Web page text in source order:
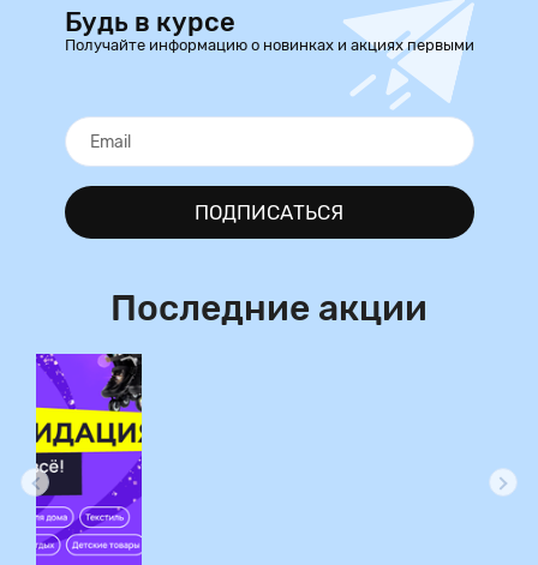
Будь в курсе
Получайте информацию о новинках и акциях первыми
ПОДПИСАТЬСЯ
Последние акции